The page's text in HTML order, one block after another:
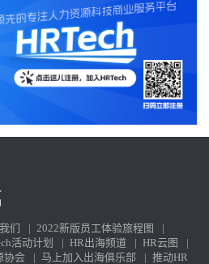
们 | 2022新版员工体验旅程图
|
活动计划 | HR出海频道 | HR云图
|
协会 | 马上加入出海俱乐部 | 推动HR